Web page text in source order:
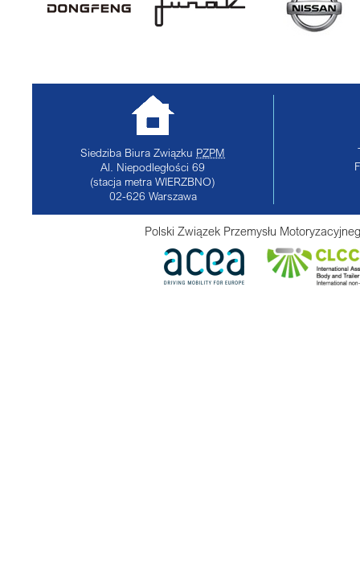
Siedziba Biura Związku PZPM
Al. Niepodległości 69
(stacja metra WIERZBNO)
02-626 Warszawa
Polski Związek Przemysłu